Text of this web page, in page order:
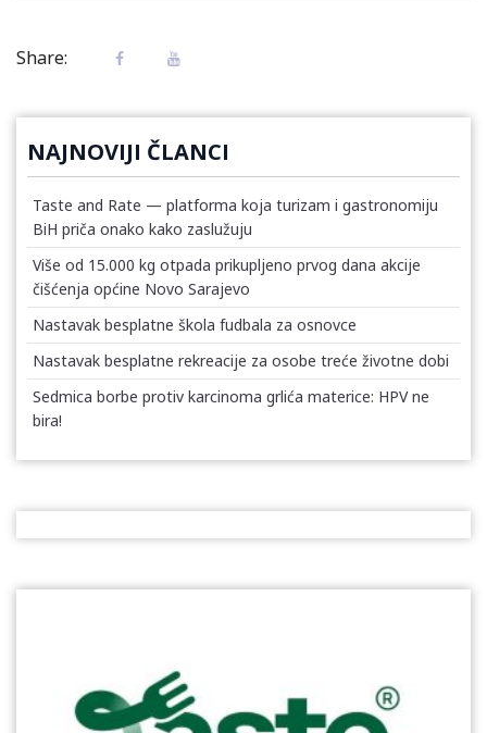
Share:
NAJNOVIJI ČLANCI
Taste and Rate — platforma koja turizam i gastronomiju
BiH priča onako kako zaslužuju
Više od 15.000 kg otpada prikupljeno prvog dana akcije
čišćenja općine Novo Sarajevo
Nastavak besplatne škola fudbala za osnovce
Nastavak besplatne rekreacije za osobe treće životne dobi
Sedmica borbe protiv karcinoma grlića materice: HPV ne
bira!